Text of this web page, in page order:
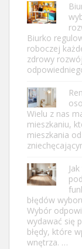
Biurko
roboczej
zdrowy
Wielu z nas
mieszkaniu,
mieszkania
błędów
Wybór
wydawać się
błędy, które
wnętrza. …